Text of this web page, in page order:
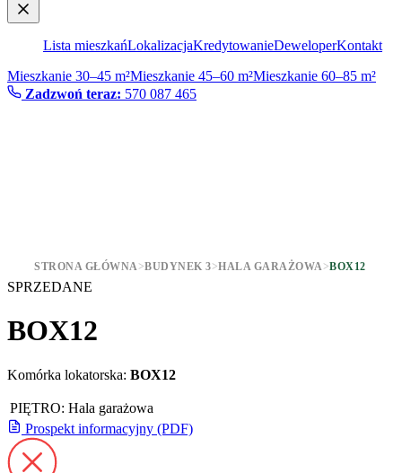
Lista mieszkańLokalizacjaKredytowanieDeweloperKontakt
Mieszkanie 30–45 m²Mieszkanie 45–60 m²Mieszkanie 60–85 m²
Zadzwoń teraz: 570 087 465
STRONA GŁÓWNA>BUDYNEK 3>HALA GARAŻOWA>BOX12
SPRZEDANE
BOX12
Komórka lokatorska: BOX12
PIĘTRO: Hala garażowa
Prospekt informacyjny (PDF)